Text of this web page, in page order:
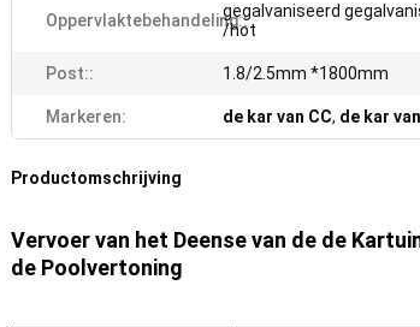
Oppervlaktebehandeling::gegalvaniseerd
/hot
Post:: 1.8/2.5mm *1800mm
Markeren: de kar van CC, de kar
Productomschrijving
Vervoer van het Deense van de de
de Poolvertoning